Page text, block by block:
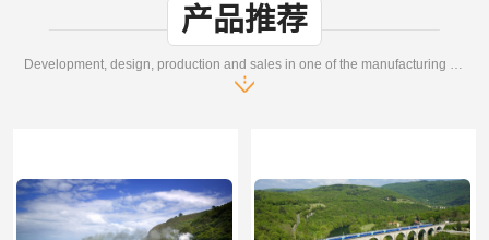
产品推荐
Development, design, production and sales in one of the manufacturing enterprises